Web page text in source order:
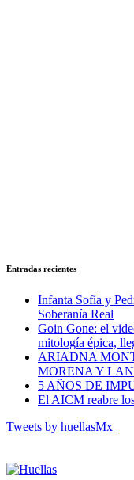
Entradas recientes
Infanta Sofía y
Soberanía Real
Goin Gone: el
mitología épica,
ARIADNA
MORENA Y
5 AÑOS DE
El AICM reabre
Tweets by huellasMx_